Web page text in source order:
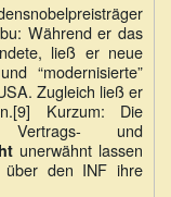
Während er das
ließ er neue
“modernisierte”
Zugleich ließ er
Kurzum: Die
Vertrags- und
unerwähnt lassen
über den INF ihre